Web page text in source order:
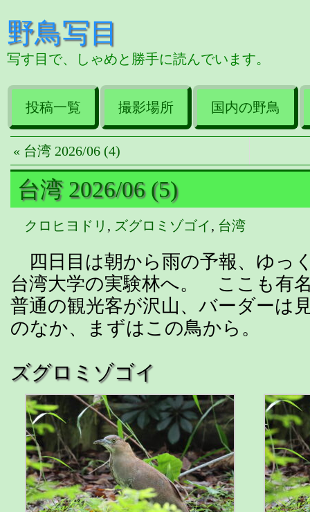
野鳥写目
写す目で、しゃめと勝手に読んでいます。
投稿一覧 撮影場所 国内の野鳥
« 台湾 2026/06 (4)
台湾 2026/06 (5)
クロヒヨドリ , ズグロミゾゴイ, 台湾
四日目は朝から雨の予報、ゆっ
台湾大学の実験林へ。 ここも有
普通の観光客が沢山、バーダー
のなか、まずはこの鳥から。
ズグロミゾゴイ